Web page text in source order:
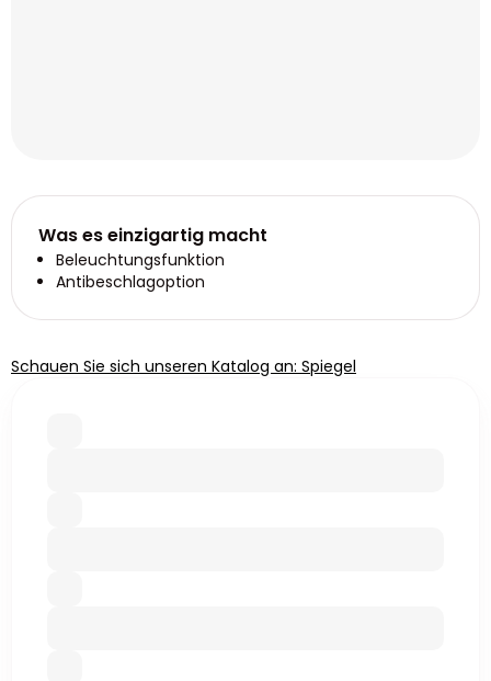
Was es einzigartig macht
Beleuchtungsfunktion
Antibeschlagoption
Schauen Sie sich unseren Katalog an: Spiegel